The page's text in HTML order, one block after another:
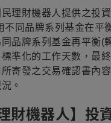
理財機器人提供之投
不同品牌系列基金在平
品牌系列基金再平衡(
準化的工作天數，最
寄發之交易確認書內
。
財機器人】投